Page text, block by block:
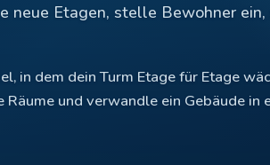
Etagen, stelle Bewohner
dem dein Turm Etage für Etage
und verwandle ein Gebäude